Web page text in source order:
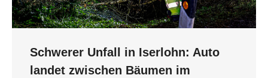
Schwerer Unfall in Iserlohn: Auto
landet zwischen Bäumen im